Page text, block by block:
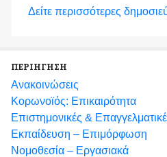
Δείτε περισσότερες
ΠΕΡΙΗΓΗΣΗ
Ανακοινώσεις
Κορωνοϊός: Επικαιρότητα
Eπιστημονικές &
Εκπαίδευση – Επιμόρφωση
Νομοθεσία – Εργασιακά